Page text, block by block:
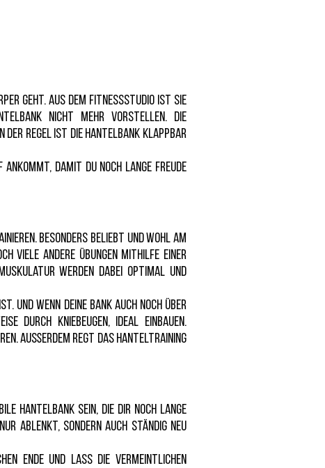
geht. Aus dem Fitnessstudio ist sie
nicht mehr vorstellen. Die
der Regel ist die Hantelbank klappbar
damit du noch lange Freude
Besonders beliebt und wohl am
viele andere Übungen mithilfe einer
werden dabei optimal und
wenn deine Bank auch noch über
durch Kniebeugen, ideal einbauen.
Außerdem regt das Hanteltraining
Hantelbank sein, die dir noch lange
ablenkt, sondern auch ständig neu
Ende und lass die vermeintlichen